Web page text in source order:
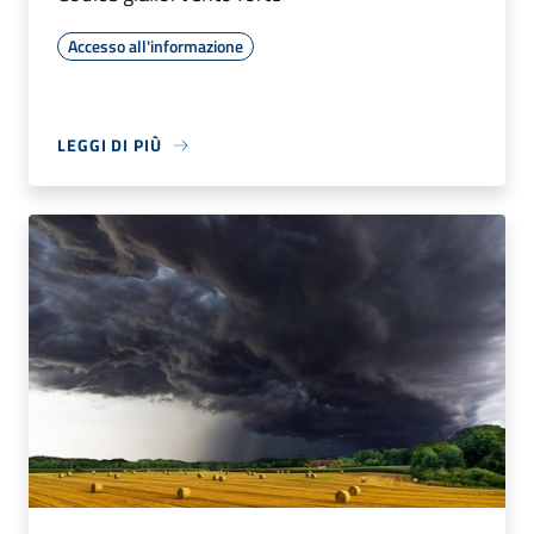
Accesso all'informazione
LEGGI DI PIÙ